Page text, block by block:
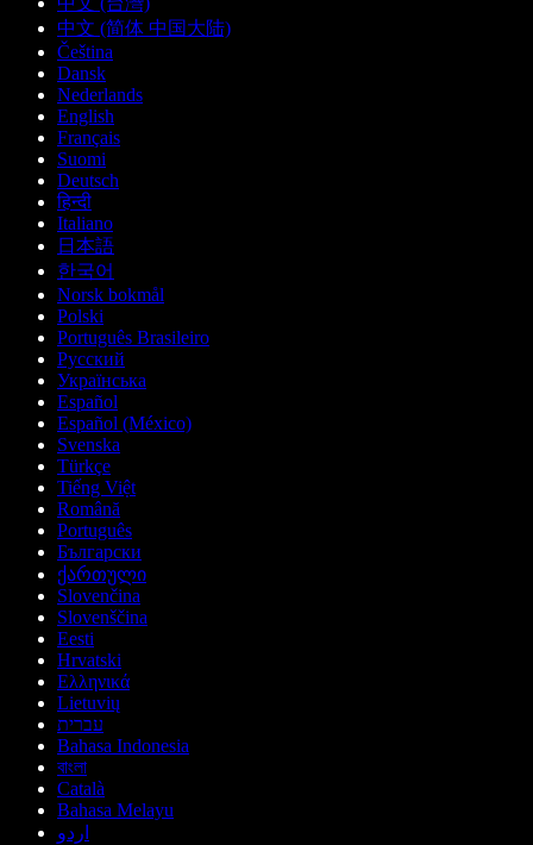
中文 (简体 中国大陆)
Čeština
Dansk
Nederlands
English
Français
Suomi
Deutsch
हिन्दी
Italiano
日本語
한국어
Norsk bokmål
Polski
Português Brasileiro
Русский
Українська
Español
Español (México)
Svenska
Türkçe
Tiếng Việt
Română
Português
Български
ქართული
Slovenčina
Slovenščina
Eesti
Hrvatski
Ελληνικά
Lietuvių
עברית
Bahasa Indonesia
বাংলা
Català
Bahasa Melayu
اردو